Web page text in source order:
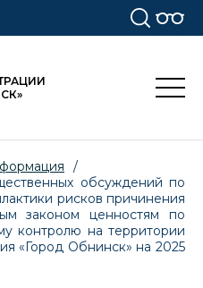
/
обсуждений по
рисков причинения
законом ценностям по
контролю на территории
«Город Обнинск» на 2025